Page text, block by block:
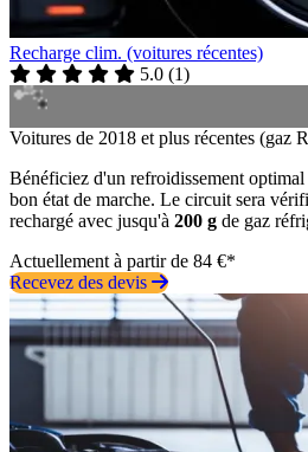
Recharge clim. (voitures récentes)
5.0 (1)
Voitures de 2018 et plus récentes (gaz
Bénéficiez d'un refroidissement
bon état de marche. Le circuit sera
rechargé avec jusqu'à 200 g de gaz
Actuellement à partir de 84 €*
Recevez des devis